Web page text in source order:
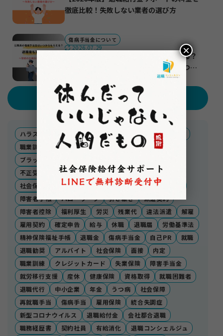
徹底比較！失敗しない業者の選び方
傷病手当金について
2026.07.29
公務員の傷病手当金はいつからもらえる？
退職後も貰う方法は？受給の仕組みについ
記事テーマ
ハラスメント スタートアップ
生活福祉資金貸付制度
職業訓練受講給付金
転職エージェント
免除申請
ブラック企業
不正受給
保険料 等級 転職 離職票
社宅
社会保険給付金
障害厚生年金 業務委託
労務不能
障害者手帳
ハローワーク 引き継ぎ
派遣契約
障害者控除
福利厚生 労災 残業代 違法派遣
解雇
雇用契約
確定申告 給与 休職 退職届
労働基準法
精神保険福祉手帳
退職金 傷病手当金 自己PR
就職
退職勧奨
アルバイト 社会保険 面接
内定
職業訓練
クレジットカード 失業保険
障害手当金
就労移行支援
産休 健康保険 資格取得
就職困難者
退職代行
中小企業 年金 うつ病
社会保障
再就職手当
傷病手当 雇用保険
統合失調症
新型コロナウイルス
退職給付金
会社都合退職
職務経歴書
契約社員 有給消化
退職コンシェルジュ
×